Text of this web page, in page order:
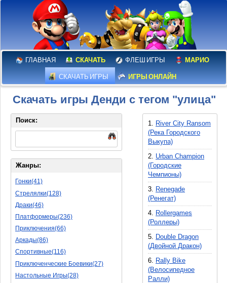
ГЛАВНАЯ СКАЧАТЬ ФЛЕШ ИГРЫ МАРИО
СКАЧАТЬ ИГРЫ ИГРЫ ОНЛАЙН
Скачать игры Денди с тегом "улица"
1.
River City Ransom
(Река Городского
Выкупа)
2. Urban Champion
(Городские
Чемпионы)
3.
Renegade
(Ренегат)
4.
Rollergames
(Роллеры)
5.
Double Dragon
(Двойной Дракон)
6.
Rally Bike
(Велосипедное
Ралли)
Поиск:
Жанры:
Гонки(41)
Стрелялки(128)
Драки(46)
Платформеры(236)
Приключения(66)
Аркады(86)
Спортивные(116)
Приключенческие Боевики(27)
Настольные Игры(28)